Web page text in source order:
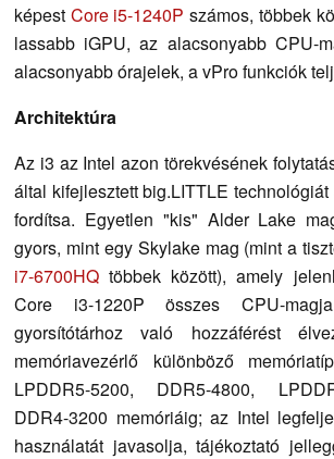
képest Core i5-1240P számos, többek
lassabb iGPU, az alacsonyabb CPU-
alacsonyabb órajelek, a vPro funkciók
Architektúra
Az i3 az Intel azon törekvésének
által kifejlesztett big.LITTLE
fordítsa. Egyetlen "kis" Alder Lake
gyors, mint egy Skylake mag (mint a
i7-6700HQ többek között), amely
Core i3-1220P összes CPU-
gyorsítótárhoz való hozzáférést
memóriavezérlő különböző
LPDDR5-5200, DDR5-4800,
DDR4-3200 memóriáig; az Intel
használatát javasolja, tájékoztató